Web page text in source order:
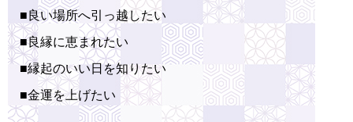
■良い場所へ引っ越したい
■良縁に恵まれたい
■縁起のいい日を知りたい
■金運を上げたい